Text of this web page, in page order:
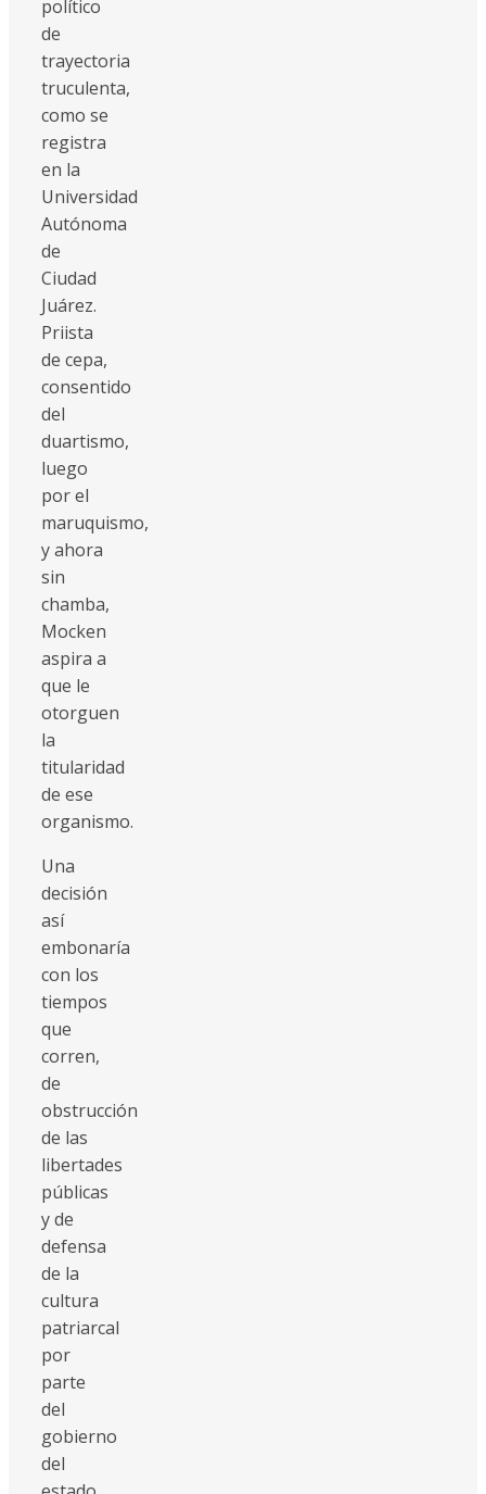
político
de
trayectoria
truculenta,
como se
registra
en la
Universidad
Autónoma
de
Ciudad
Juárez.
Priista
de cepa,
consentido
del
duartismo,
luego
por el
maruquismo,
y ahora
sin
chamba,
Mocken
aspira a
que le
otorguen
la
titularidad
de ese
organismo.
Una
decisión
así
embonaría
con los
tiempos
que
corren,
de
obstrucción
de las
libertades
públicas
y de
defensa
de la
cultura
patriarcal
por
parte
del
gobierno
del